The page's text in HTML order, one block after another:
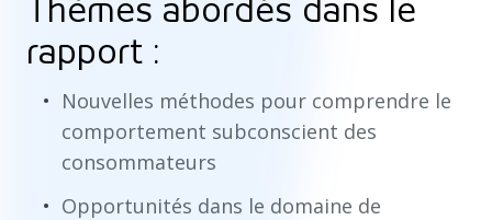
Thèmes abordés dans le
rapport :
Nouvelles méthodes pour comprendre le
comportement subconscient des
consommateurs
Opportunités dans le domaine de